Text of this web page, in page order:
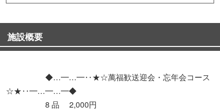
施設概要
◆…━…━‥★☆萬福歓送迎会・忘年会コース
☆★‥━…━…━◆
8 品 2,000円